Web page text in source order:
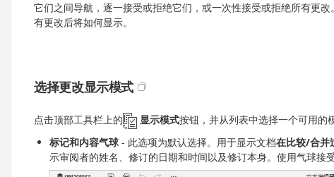
它们之间导航，逐一接受或拒绝它们，或一次性接受或拒绝所有更
有更改后将如何显示。
选择更改显示模式
点击顶部工具栏上的 显示模式按钮，并从列表中选择一个可用的
标记和内容气球 - 此选项为默认选择。用于显示文档在比较/合并
示审阅者的姓名、修订的日期和时间以及修订本身。使用气球接